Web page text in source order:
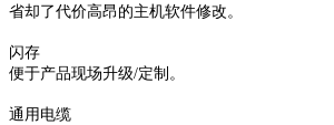
省却了代价高昂的主机软件修改。
闪存
便于产品现场升级/定制。
通用电缆